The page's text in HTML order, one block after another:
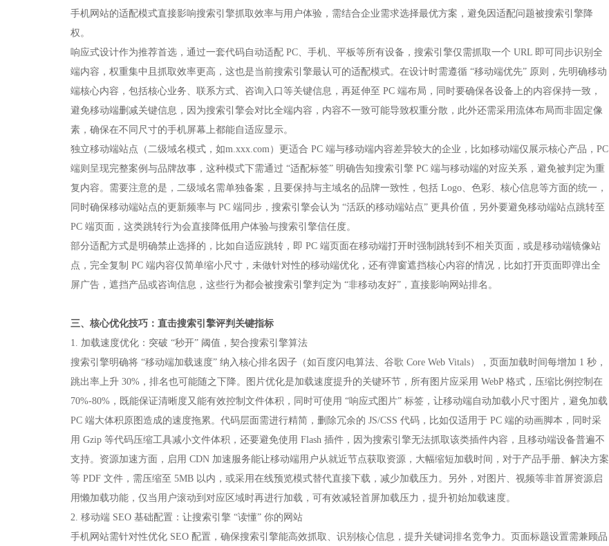
手机网站的适配模式直接影响搜索引擎抓取效率与用户体验，需结合企业需求选择最优方案，避免因适配问题被搜索引擎降
权。​
响应式设计作为推荐首选，通过一套代码自动适配 PC、手机、平板等所有设备，搜索引擎仅需抓取一个 URL 即可同步识别全
端内容，权重集中且抓取效率更高，这也是当前搜索引擎最认可的适配模式。在设计时需遵循 “移动端优先” 原则，先明确移动
端核心内容，包括核心业务、联系方式、咨询入口等关键信息，再延伸至 PC 端布局，同时要确保各设备上的内容保持一致，
避免移动端删减关键信息，因为搜索引擎会对比全端内容，内容不一致可能导致权重分散，此外还需采用流体布局而非固定像
素，确保在不同尺寸的手机屏幕上都能自适应显示。​
独立移动端站点（二级域名模式，如m.xxx.com）更适合 PC 端与移动端内容差异较大的企业，比如移动端仅展示核心产品，PC
端则呈现完整案例与品牌故事，这种模式下需通过 “适配标签” 明确告知搜索引擎 PC 端与移动端的对应关系，避免被判定为重
复内容。需要注意的是，二级域名需单独备案，且要保持与主域名的品牌一致性，包括 Logo、色彩、核心信息等方面的统一，
同时确保移动端站点的更新频率与 PC 端同步，搜索引擎会认为 “活跃的移动端站点” 更具价值，另外要避免移动端站点跳转至
PC 端页面，这类跳转行为会直接降低用户体验与搜索引擎信任度。​
部分适配方式是明确禁止选择的，比如自适应跳转，即 PC 端页面在移动端打开时强制跳转到不相关页面，或是移动端镜像站
点，完全复制 PC 端内容仅简单缩小尺寸，未做针对性的移动端优化，还有弹窗遮挡核心内容的情况，比如打开页面即弹出全
屏广告，遮挡产品或咨询信息，这些行为都会被搜索引擎判定为 “非移动友好”，直接影响网站排名。​
三、核心优化技巧：直击搜索引擎评判关键指标​
1. 加载速度优化：突破 “秒开” 阈值，契合搜索引擎算法​
搜索引擎明确将 “移动端加载速度” 纳入核心排名因子（如百度闪电算法、谷歌 Core Web Vitals），页面加载时间每增加 1 秒，
跳出率上升 30%，排名也可能随之下降。图片优化是加载速度提升的关键环节，所有图片应采用 WebP 格式，压缩比例控制在
70%-80%，既能保证清晰度又能有效控制文件体积，同时可使用 “响应式图片” 标签，让移动端自动加载小尺寸图片，避免加载
PC 端大体积原图造成的速度拖累。代码层面需进行精简，删除冗余的 JS/CSS 代码，比如仅适用于 PC 端的动画脚本，同时采
用 Gzip 等代码压缩工具减小文件体积，还要避免使用 Flash 插件，因为搜索引擎无法抓取该类插件内容，且移动端设备普遍不
支持。资源加速方面，启用 CDN 加速服务能让移动端用户从就近节点获取资源，大幅缩短加载时间，对于产品手册、解决方案
等 PDF 文件，需压缩至 5MB 以内，或采用在线预览模式替代直接下载，减少加载压力。另外，对图片、视频等非首屏资源启
用懒加载功能，仅当用户滚动到对应区域时再进行加载，可有效减轻首屏加载压力，提升初始加载速度。​
2. 移动端 SEO 基础配置：让搜索引擎 “读懂” 你的网站​
手机网站需针对性优化 SEO 配置，确保搜索引擎能高效抓取、识别核心信息，提升关键词排名竞争力。页面标题设置需兼顾品